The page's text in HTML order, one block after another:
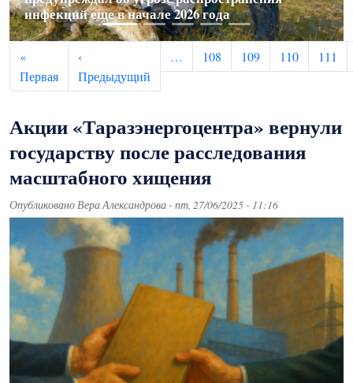
инфекций еще в начале 2026 года
диагноз
фигурантов
из Вьетнама
Узбекистана
Нумерация страниц
«
ПерваяПервая страница
‹
Предыдущий Предыдущая страница
… 108 109 110 111
Акции «Таразэнергоцентра» вернули
государству после расследования
масштабного хищения
Опубликовано Вера Александрова- пт, 27/06/2025 - 11:16